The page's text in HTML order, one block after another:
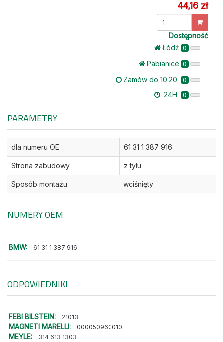
44,16 zł
Dostępność
Łódż 0
Pabianice 0
Zamów do 10.20 0
24H 0
PARAMETRY
dla numeru OE 61 31 1 387 916
Strona zabudowy z tyłu
Sposób montażu wciśnięty
NUMERY OEM
BMW: 61 31 1 387 916
ODPOWIEDNIKI
FEBI BILSTEIN: 21013
MAGNETI MARELLI: 000050960010
MEYLE: 314 613 1303